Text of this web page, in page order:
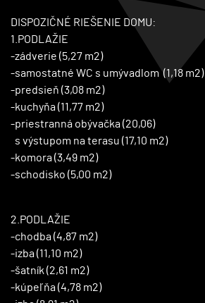
DISPOZIČNÉ RIEŠENIE DOMU:
1.PODLAŽIE
-zádverie (5,27 m2)
-samostatné WC s umývadlom (1,18 m2)
-predsieň (3,08 m2)
-kuchyňa (11,77 m2)
-priestranná obývačka (20,06)
s výstupom na terasu (17,10 m2)
-komora (3,49 m2)
-schodisko (5,00 m2)
2.PODLAŽIE
-chodba (4,87 m2)
-izba (11,10 m2)
-šatník (2,61 m2)
-kúpeľňa (4,78 m2)